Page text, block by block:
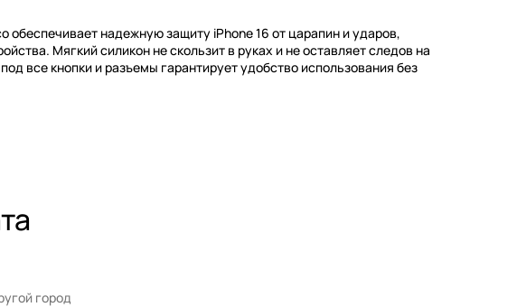
обеспечивает надежную защиту iPhone 16 от царапин и ударов,
Мягкий силикон не скользит в руках и не оставляет следов на
все кнопки и разъемы гарантирует удобство использования без
город